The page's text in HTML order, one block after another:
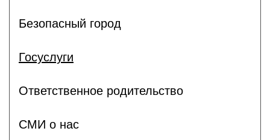
Безопасный город
Госуслуги
Ответственное родительство
СМИ о нас